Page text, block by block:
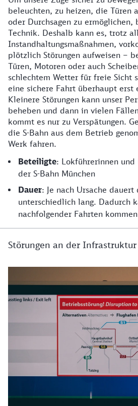
beleuchten, zu heizen, die Türen
oder Durchsagen zu ermöglichen,
Technik. Deshalb kann es, trotz
Instandhaltungsmaßnahmen,
plötzlich Störungen aufweisen –
Türen, Motoren oder auch
schlechtem Wetter für freie Sicht
eine sichere Fahrt überhaupt erst
Kleinere Störungen kann unser
beheben und dann in vielen
kommt es nur zu Verspätungen.
die S-Bahn aus dem Betrieb
Werk fahren.
Beteiligte: Lokführerinnen
der S-Bahn München
Dauer: Je nach Ursache
unterschiedlich lang. Dadurch
nachfolgender Fahrten
Störungen an der Infrastruktur